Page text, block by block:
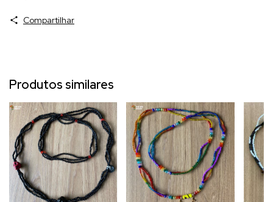
Compartilhar
Produtos similares